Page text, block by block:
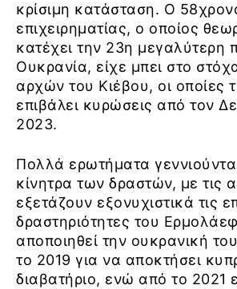
κρίσιμη κατάσταση. Ο
επιχειρηματίας, ο οποίος
κατέχει την 23η μεγαλύτερη
Ουκρανία, είχε μπει στο
αρχών του Κιέβου, οι οποίες
επιβάλει κυρώσεις από τον
2023.
Πολλά ερωτήματα
κίνητρα των δραστών, με τις
εξετάζουν εξονυχιστικά τις
δραστηριότητες του
αποποιηθεί την ουκρανική
το 2019 για να αποκτήσει
διαβατήριο, ενώ από το 2021